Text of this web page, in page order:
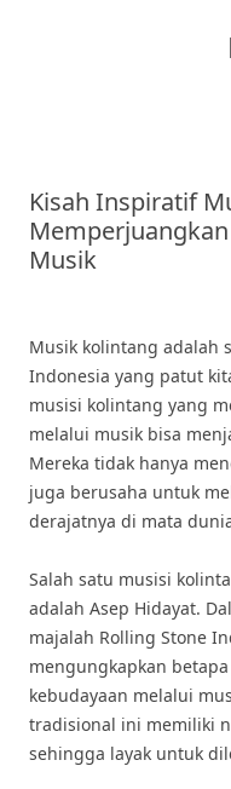
Kisah Inspiratif
Musik
Musik kolintang adalah
Indonesia yang patut
musisi kolintang yang
melalui musik bisa
Mereka tidak hanya
juga berusaha untuk
derajatnya di mata
Salah satu musisi
adalah Asep Hidayat.
majalah Rolling Stone
mengungkapkan
kebudayaan melalui
tradisional ini memiliki
sehingga layak untuk